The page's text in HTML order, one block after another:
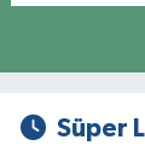
Süper